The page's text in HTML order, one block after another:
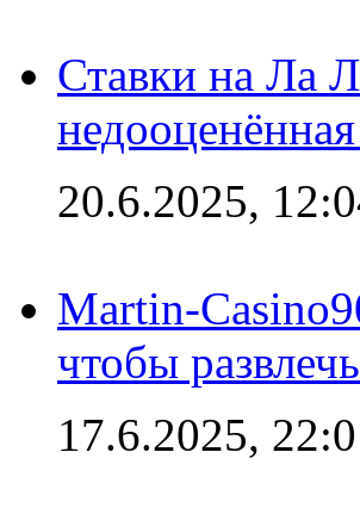
Ставки на Ла
20.6.2025,
Martin-
чтобы
17.6.2025,